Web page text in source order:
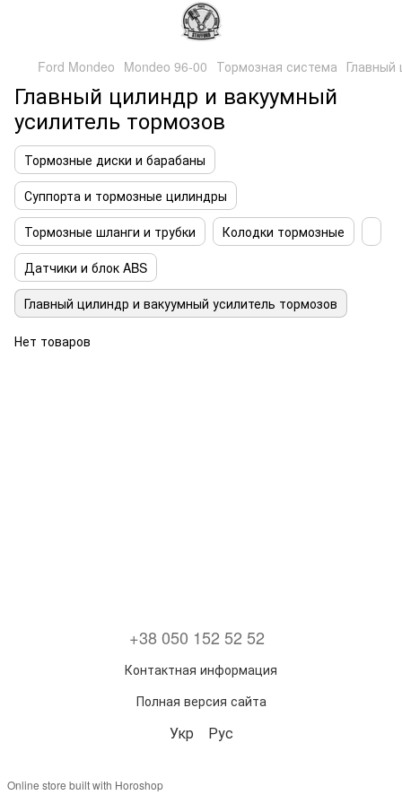
Ford Mondeo Mondeo 96-00 Тормозная система Главный
Главный цилиндр и вакуумный
усилитель тормозов
Тормозные диски и барабаны
Суппорта и тормозные цилиндры
Тормозные шланги и трубки
Колодки тормозные
Датчики и блок ABS
Главный цилиндр и вакуумный усилитель тормозов
Нет товаров
+38 050 152 52 52
Контактная информация
Полная версия сайта
Укр Рус
Online store built with Horoshop